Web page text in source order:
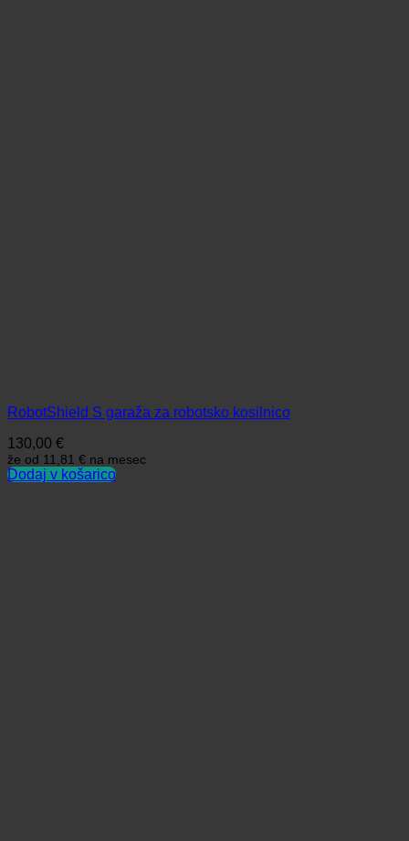
RobotShield S garaža za robotsko kosilnico
130,00 €
že od 11,81 € na mesec
Dodaj v košarico